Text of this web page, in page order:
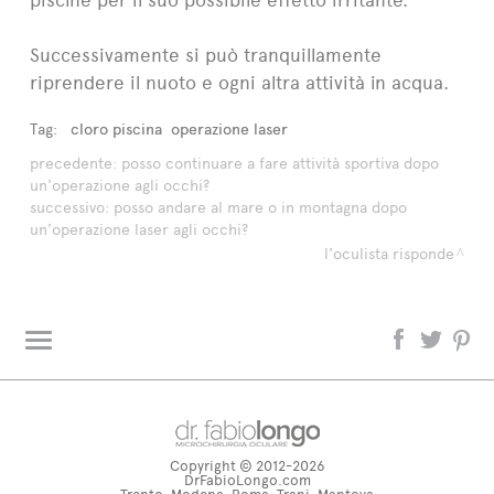
Successivamente si può tranquillamente
riprendere il nuoto e ogni altra attività in acqua.
Tag: cloro piscina operazione laser
precedente: posso continuare a fare attività sportiva dopo
un'operazione agli occhi?
successivo: posso andare al mare o in montagna dopo
un'operazione laser agli occhi?
l'oculista risponde
Copyright © 2012-2026
DrFabioLongo.com